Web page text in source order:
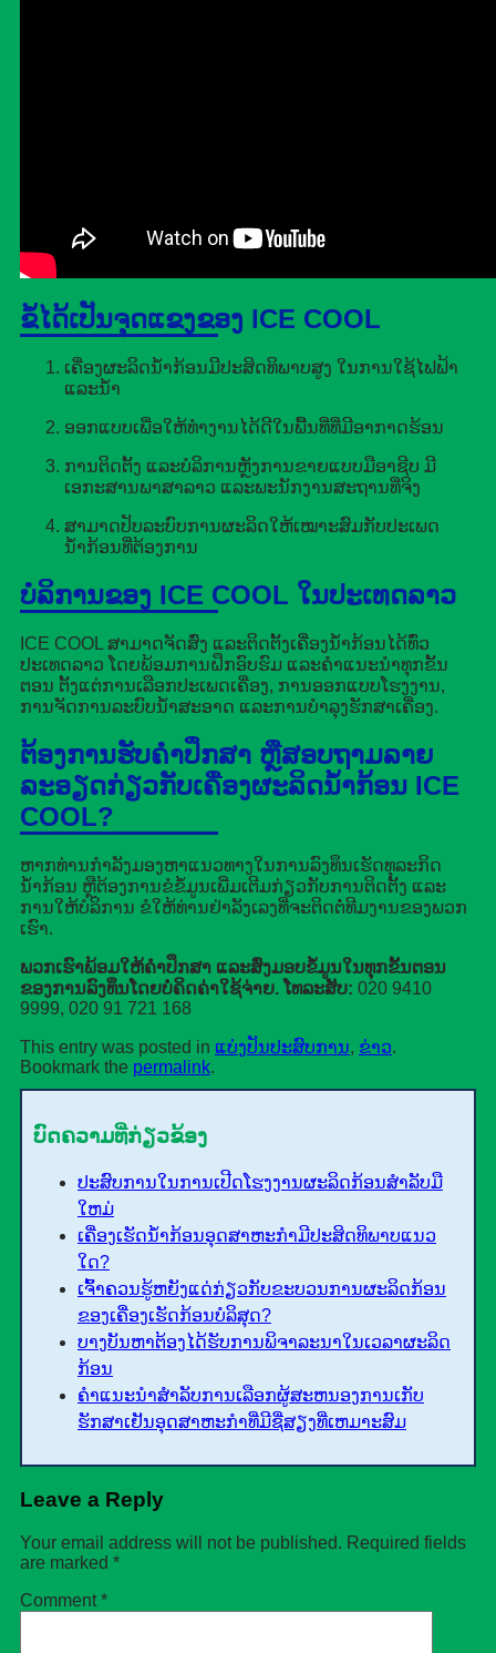
ຂໍ້ໄດ້ເປັນຈຸດແຂງຂອງ ICE COOL
ເຄື່ອງຜະລິດນ້ຳກ້ອນມີປະສິດທິພາບສູງ ໃນການໃຊ້ໄຟຟ້າ
ແລະນ້ຳ
ອອກແບບເພື່ອໃຫ້ທຳງານໄດ້ດີໃນພື້ນທີ່ທີ່ມີອາກາດຮ້ອນ
ການຕິດຕັ້ງ ແລະບໍລິການຫຼັງການຂາຍແບບມືອາຊີບ ມີ
ເອກະສານພາສາລາວ ແລະພະນັກງານສະຖານທີ່ຈິງ
ສາມາດປັບລະບົບການຜະລິດໃຫ້ເໝາະສົມກັບປະເພດ
ນ້ຳກ້ອນທີ່ຕ້ອງການ
ບໍລິການຂອງ ICE COOL ໃນປະເທດລາວ
ICE COOL ສາມາດຈັດສົ່ງ ແລະຕິດຕັ້ງເຄື່ອງນ້ຳກ້ອນໄດ້ທົ່ວ
ປະເທດລາວ ໂດຍພ້ອມການຝຶກອົບຮົມ ແລະຄຳແນະນຳທຸກຂັ້ນ
ຕອນ ຕັ້ງແຕ່ການເລືອກປະເພດເຄື່ອງ, ການອອກແບບໂຮງງານ,
ການຈັດການລະບົບນ້ຳສະອາດ ແລະການບຳລຸງຮັກສາເຄື່ອງ.
ຕ້ອງການຮັບຄຳປຶກສາ ຫຼືສອບຖາມລາຍ
ລະອຽດກ່ຽວກັບເຄື່ອງຜະລິດນ້ຳກ້ອນ ICE
COOL?
ຫາກທ່ານກຳລັງມອງຫາແນວທາງໃນການລົງທຶນເຮັດທຸລະກິດ
ນ້ຳກ້ອນ ຫຼືຕ້ອງການຂໍຂໍ້ມູນເພີ່ມເຕີມກ່ຽວກັບການຕິດຕັ້ງ ແລະ
ການໃຫ້ບໍລິການ ຂໍໃຫ້ທ່ານຢ່າລັງເລງທີ່ຈະຕິດຕໍ່ທີມງານຂອງພວກ
ເຮົາ.
ພວກເຮົາພ້ອມໃຫ້ຄຳປຶກສາ ແລະສົ່ງມອບຂໍ້ມູນໃນທຸກຂັ້ນຕອນ
ຂອງການລົງທຶນໂດຍບໍ່ຄິດຄ່າໃຊ້ຈ່າຍ. ໂທລະສັບ: 020 9410
9999, 020 91 721 168
This entry was posted in ແບ່ງປັນປະສົບການ, ຂ່າວ.
Bookmark the permalink.
ບົດຄວາມທີ່ກ່ຽວຂ້ອງ
ປະສົບການໃນການເປີດໂຮງງານຜະລິດກ້ອນສໍາລັບມື
ໃຫມ່
ເຄື່ອງເຮັດນໍ້າກ້ອນອຸດສາຫະກໍາມີປະສິດທິພາບແນວ
ໃດ?
ເຈົ້າຄວນຮູ້ຫຍັງແດ່ກ່ຽວກັບຂະບວນການຜະລິດກ້ອນ
ຂອງເຄື່ອງເຮັດກ້ອນບໍລິສຸດ?
ບາງບັນຫາຕ້ອງໄດ້ຮັບການພິຈາລະນາໃນເວລາຜະລິດ
ກ້ອນ
ຄໍາແນະນໍາສໍາລັບການເລືອກຜູ້ສະຫນອງການເກັບ
ຮັກສາເຢັນອຸດສາຫະກໍາທີ່ມີຊື່ສຽງທີ່ເຫມາະສົມ
Leave a Reply
Your email address will not be published. Required fields
are marked *
Comment*